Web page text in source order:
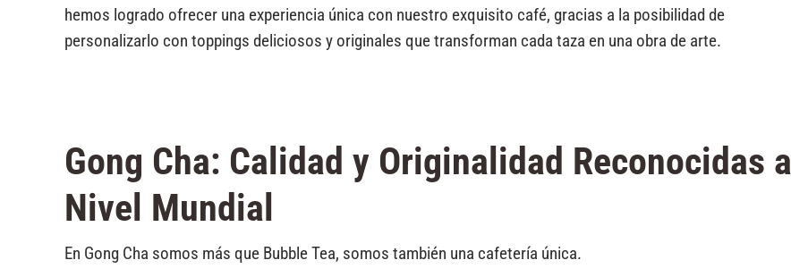
hemos logrado ofrecer una experiencia única con nuestro exquisito café, gracias a la posibilidad de
personalizarlo con toppings deliciosos y originales que transforman cada taza en una obra de arte.
Gong Cha: Calidad y Originalidad Reconocidas a
Nivel Mundial
En Gong Cha somos más que Bubble Tea, somos también una cafetería única.